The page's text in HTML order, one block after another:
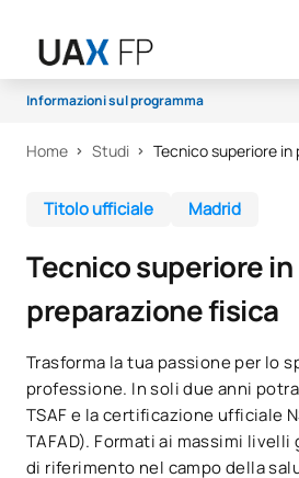
Informazioni sul programma
Programma
Opportunità di carriera
Home Studi Tecnico superiore
Titolo ufficiale Madrid
Tecnico superiore in
preparazione fisica
Trasforma la tua passione per lo
professione. In soli due anni
TSAF e la certificazione ufficiale
TAFAD). Formati ai massimi livelli
di riferimento nel campo della